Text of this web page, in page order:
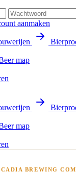
aanmaken
map
map
BREWING